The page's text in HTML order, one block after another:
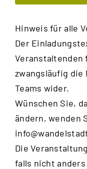
Hinweis für alle
Der
zwangsläufig die
Teams wider.
Wünschen Sie,
ändern, wenden
Die
falls nicht